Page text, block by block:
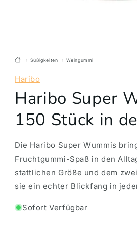
Süßigkeiten Weingummi
Haribo
Haribo Super
150 Stück in
Die Haribo Super Wummis
Fruchtgummi-Spaß in den
stattlichen Größe und dem
sie ein echter Blickfang in
Sofort Verfügbar